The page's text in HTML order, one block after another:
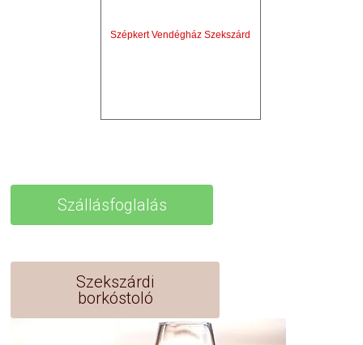
Szépkert Vendégház Szekszárd
Szállásfoglalás
Szekszárdi
borkóstoló